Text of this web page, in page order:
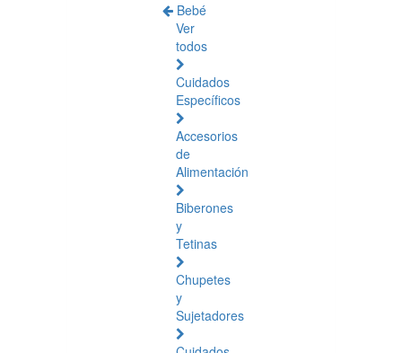
Bebé
Ver
todos
Cuidados
Específicos
Accesorios
de
Alimentación
Biberones
y
Tetinas
Chupetes
y
Sujetadores